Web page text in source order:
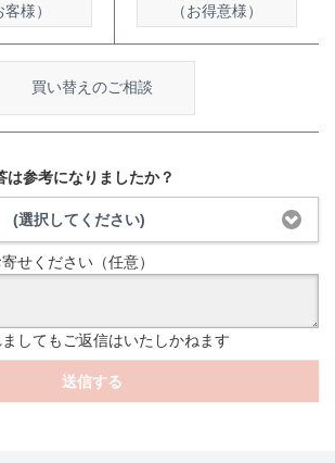
様）
（お得意様）
買い替えのご相談
は参考になりましたか？
(選択してください)
せください（任意）
してもご返信はいたしかねます
送信する